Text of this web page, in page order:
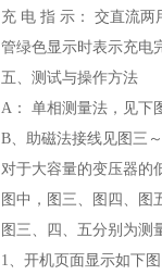
充 电 指 示： 交直流两
管绿色显示时表示充电
五、测试与操作方法
A： 单相测量法，见下
B、助磁法接线见图三
对于大容量的变压器的
图中，图三、图四、图
图三、四、五分别为测
1、开机页面显示如下